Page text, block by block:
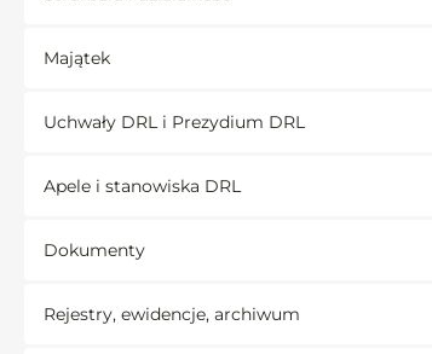
Majątek
Uchwały DRL i Prezydium DRL
Apele i stanowiska DRL
Dokumenty
Rejestry, ewidencje, archiwum